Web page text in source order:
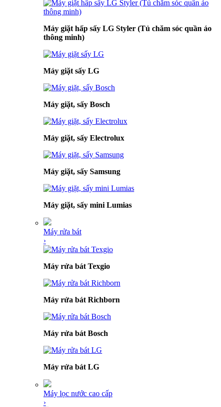
Máy giặt hấp sấy LG Styler (Tủ chăm sóc quần áo
thông minh)
Máy giặt sấy LG
Máy giặt, sấy Bosch
Máy giặt, sấy Electrolux
Máy giặt, sấy Samsung
Máy giặt, sấy mini Lumias
Máy rửa bát
›
Máy rửa bát Texgio
Máy rửa bát Richborn
Máy rửa bát Bosch
Máy rửa bát LG
Máy lọc nước cao cấp
›